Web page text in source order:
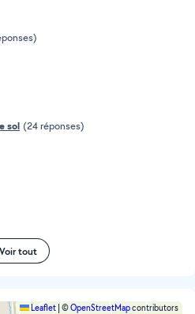
sol (24 réponses)
Voir tout
Leaflet| ©OpenStreetMapcontributors